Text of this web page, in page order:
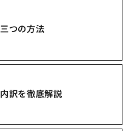
つの方法
訳を徹底解説